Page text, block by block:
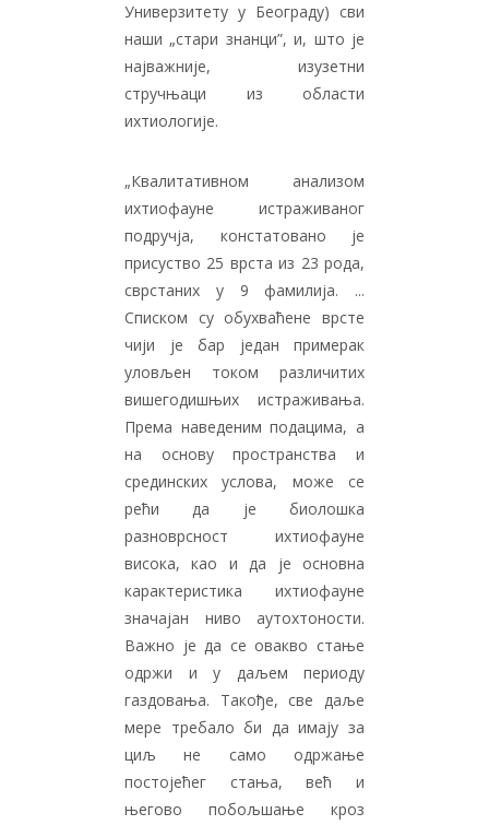
Универзитету у Београду) сви
наши „стари знанци”, и, што је
најважније, изузетни
стручњаци из области
ихтиологије.
„Квалитативном анализом
ихтиофауне истраживаног
подручја, констатовано је
присуство 25 врста из 23 рода,
сврстаних у 9 фамилија. ...
Списком су обухваћене врсте
чији је бар један примерак
уловљен током различитих
вишегодишњих истраживања.
Према наведеним подацима, а
на основу пространства и
срединских услова, може се
рећи да је биолошка
разноврсност ихтиофауне
висока, као и да је основна
карактеристика ихтиофауне
значајан ниво аутохтоности.
Важно је да се овакво стање
одржи и у даљем периоду
газдовања. Такође, све даље
мере требало би да имају за
циљ не само одржање
постојећег стања, већ и
његово побољшање кроз